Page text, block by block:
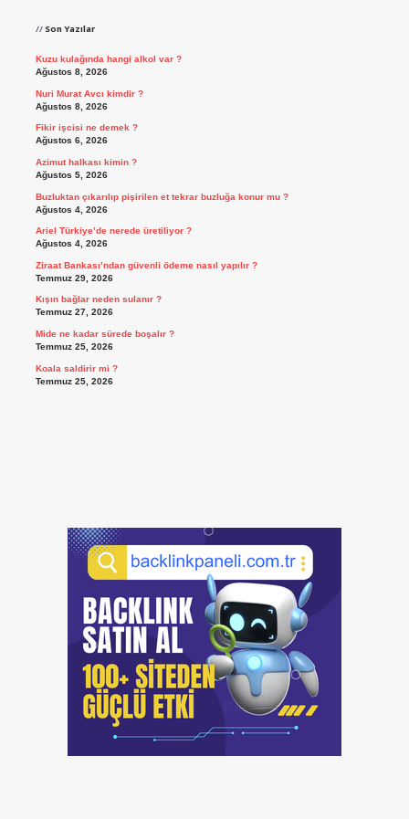
Son Yazılar
Kuzu kulağında hangi alkol var ?
Ağustos 8, 2026
Nuri Murat Avcı kimdir ?
Ağustos 8, 2026
Fikir işcisi ne demek ?
Ağustos 6, 2026
Azimut halkası kimin ?
Ağustos 5, 2026
Buzluktan çıkarılıp pişirilen et tekrar buzluğa konur mu ?
Ağustos 4, 2026
Ariel Türkiye’de nerede üretiliyor ?
Ağustos 4, 2026
Ziraat Bankası’ndan güvenli ödeme nasıl yapılır ?
Temmuz 29, 2026
Kışın bağlar neden sulanır ?
Temmuz 27, 2026
Mide ne kadar sürede boşalır ?
Temmuz 25, 2026
Koala saldirir mi ?
Temmuz 25, 2026